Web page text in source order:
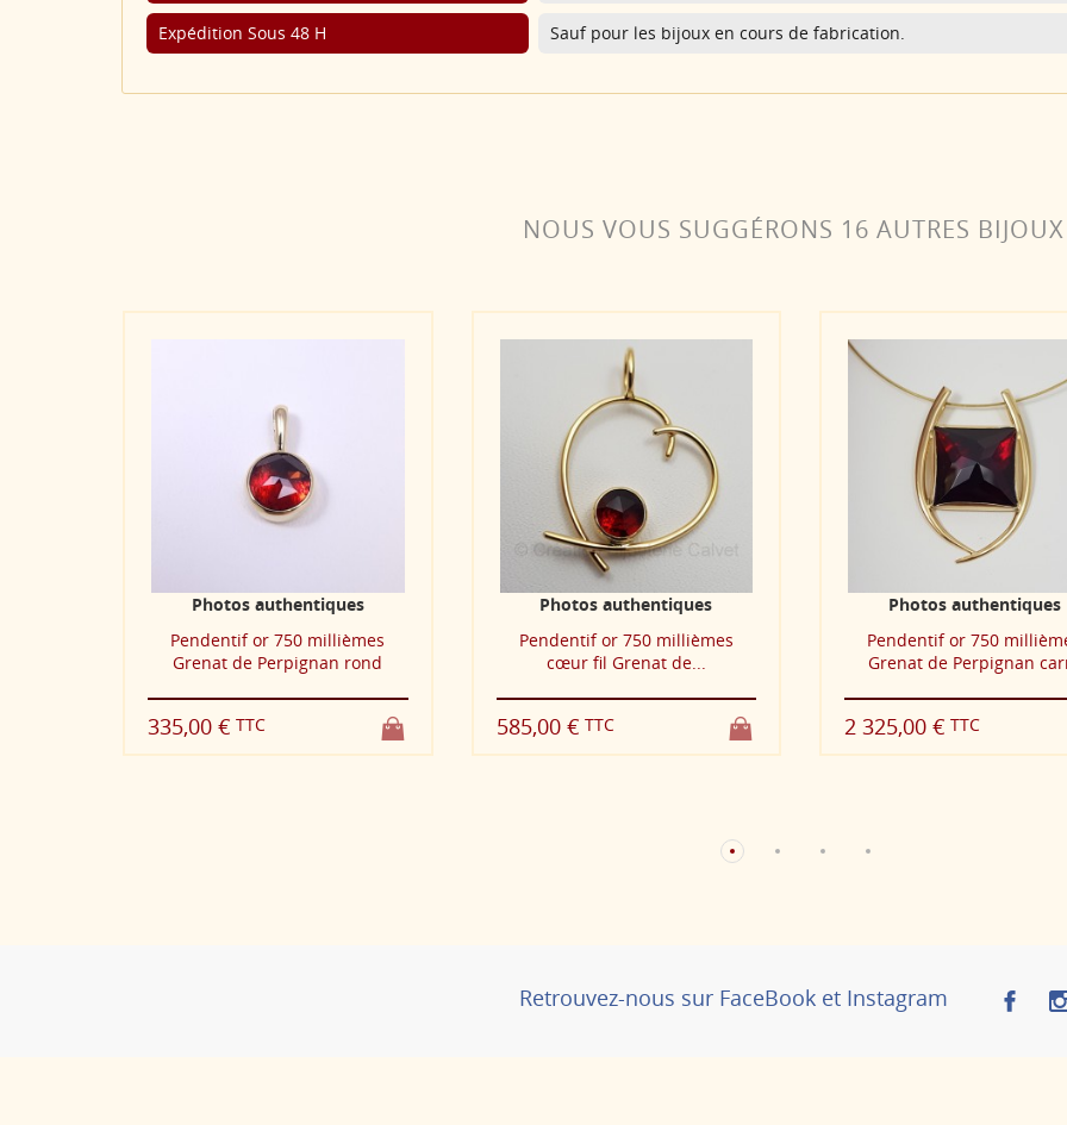
Expédition Sous 48 H Sauf pour les bijoux en cours de fabrication.
NOUS VOUS SUGGÉRONS 16 AUTRES
Photos authentiques
Pendentif or 750 millièmes
cœur fil Grenat de...
585,00 €
Photos authentiques
Pendentif or 750 millièmes
Grenat de Perpignan carré
2 325,00 €
Photos
Pendentif
559,00 €TTC
Retrouvez-nous sur FaceBook et Instagram